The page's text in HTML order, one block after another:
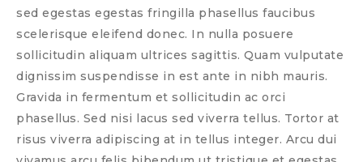
sed egestas egestas fringilla phasellus faucibus
scelerisque eleifend donec. In nulla posuere
sollicitudin aliquam ultrices sagittis. Quam vulputate
dignissim suspendisse in est ante in nibh mauris.
Gravida in fermentum et sollicitudin ac orci
phasellus. Sed nisi lacus sed viverra tellus. Tortor at
risus viverra adipiscing at in tellus integer. Arcu dui